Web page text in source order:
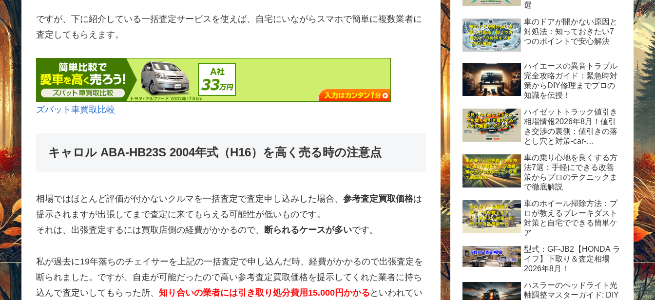
ですが、下に紹介している一括査定サービスを使えば、自宅にいながらスマホで簡単に複数業者に
査定してもらえます。
ズバット車買取比較
キャロル ABA-HB23S 2004年式（H16）を高く売る時の注意点
相場ではほとんど評価が付かないクルマを一括査定で査定申し込みした場合、 参考査定買取価格は
提示されますが出張してまで査定に来てもらえる可能性が低いものです。
それは、出張査定するには買取店側の経費がかかるので、 断られるケースが多いです。
私が過去に19年落ちのチェイサーを上記の一括査定で申し込んだ時、経費がかかるので出張査定を
断られました。ですが、自走が可能だったので高い参考査定買取価格を提示してくれた業者に持ち
込んで査定いしてもらった所、 知り合いの業者には引き取り処分費用15.000円かかる といわれてい
選
車のドアが開かない原因と
対処法：知っておきたい7
つのポイントで安心解決
ハイエースの異音トラブル
完全攻略ガイド：緊急時対
策からDIY修理までプロの
知識を伝授！
ハイゼットトラック値引き
相場情報2026年8月！値引
き交渉の裏側：値引きの落
とし穴と対策-car-
車の乗り心地を良くする方
法7選：手軽にできる改善
策からプロのテクニックま
で徹底解説
車のホイール掃除方法：プ
ロが教えるブレーキダスト
対策と自宅でできる簡単ケ
ア
型式：GF-JB2【HONDA ラ
イフ】下取り＆査定相場
2026年8月！
ハスラーのヘッドライト光
軸調整マスターガイド: DIY